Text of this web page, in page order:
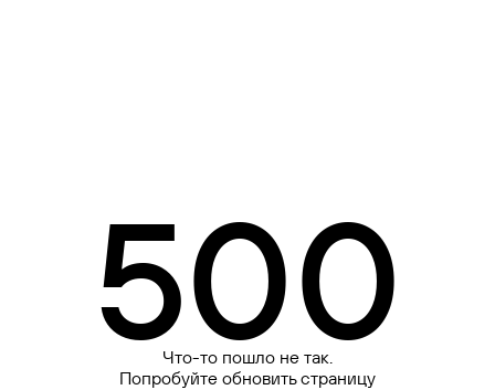
500
Что-то пошло не так.
Попробуйте обновить страницу